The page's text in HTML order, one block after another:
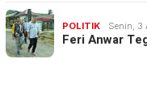
POLITIK Senin, 3
Feri Anwar